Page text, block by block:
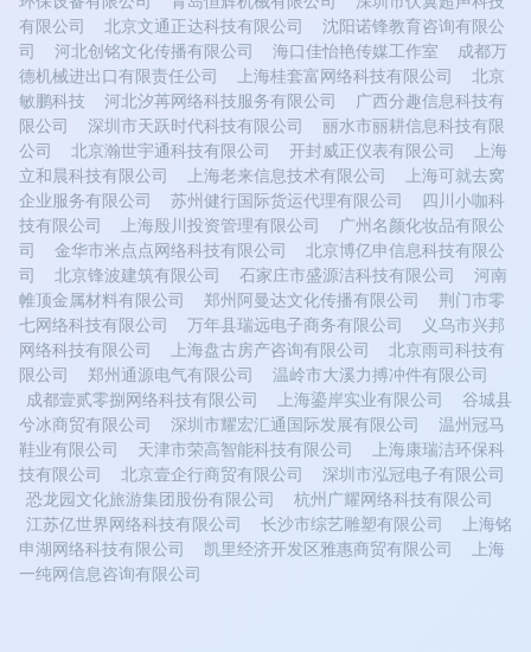
有限公司
北京文通正达科技有限公司
沈阳诺锋教育咨询有限公
司
河北创铭文化传播有限公司 海口佳怡艳传媒工作室
成都万
德机械进出口有限责任公司
上海桂套富网络科技有限公司
北京
敏鹏科技
河北汐苒网络科技服务有限公司
广西分趣信息科技有
限公司
深圳市天跃时代科技有限公司
丽水市丽耕信息科技有限
公司
北京瀚世宇通科技有限公司 开封威正仪表有限公司
上海
立和晨科技有限公司
上海老来信息技术有限公司
上海可就去窝
企业服务有限公司
苏州健行国际货运代理有限公司
四川小咖科
技有限公司
上海殷川投资管理有限公司
广州名颜化妆品有限公
司
金华市米点点网络科技有限公司
北京博亿申信息科技有限公
司
北京锋波建筑有限公司 石家庄市盛源洁科技有限公司
河南
帷顶金属材料有限公司
郑州阿曼达文化传播有限公司
荆门市零
七网络科技有限公司
万年县瑞远电子商务有限公司
义乌市兴邦
网络科技有限公司
上海盘古房产咨询有限公司
北京雨司科技有
限公司
郑州通源电气有限公司
温岭市大溪力搏冲件有限公司
成都壹贰零捌网络科技有限公司
上海鎏岸实业有限公司
谷城县
兮冰商贸有限公司
深圳市耀宏汇通国际发展有限公司
温州冠马
鞋业有限公司
天津市荣高智能科技有限公司
上海康瑞洁环保科
技有限公司
北京壹企行商贸有限公司
深圳市泓冠电子有限公司
恐龙园文化旅游集团股份有限公司
杭州广耀网络科技有限公司
江苏亿世界网络科技有限公司
长沙市综艺雕塑有限公司
上海铭
申湖网络科技有限公司
凯里经济开发区雅惠商贸有限公司
上海
一纯网信息咨询有限公司